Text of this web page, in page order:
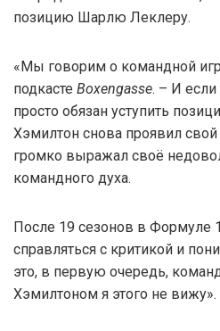
позицию Шарлю Леклеру.
«Мы говорим о командной
подкасте Boxengasse. – И
просто обязан уступить
Хэмилтон снова проявил свой
громко выражал своё
командного духа.
После 19 сезонов в Формуле
справляться с критикой и
это, в первую очередь,
Хэмилтоном я этого не вижу».